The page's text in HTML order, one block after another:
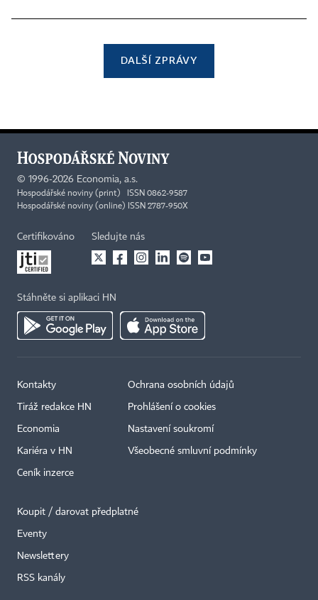
DALŠÍ ZPRÁVY
© 1996-2026 Economia, a.s.
Hospodářské noviny (print) ISSN 0862-9587
Hospodářské noviny (online) ISSN 2787-950X
Certifikováno Sledujte nás
Stáhněte si aplikaci HN
Kontakty
Tiráž redakce HN
Economia
Kariéra v HN
Ceník inzerce
Ochrana osobních údajů
Prohlášení o cookies
Nastavení soukromí
Všeobecné smluvní podmínky
Koupit / darovat předplatné
Eventy
Newslettery
RSS kanály